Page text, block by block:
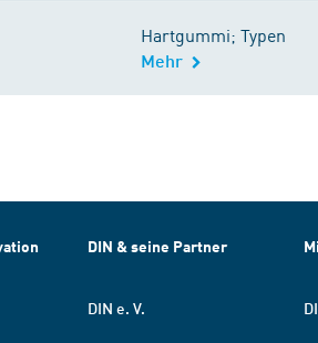
Hartgummi; Typen
Mehr
DIN & seine Partner
DIN e. V.